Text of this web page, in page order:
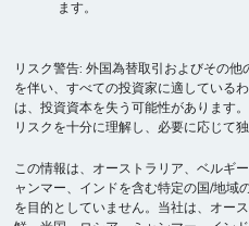
ます。
リスク警告: 外国為替取引およびその
を伴い、すべての投資家に適している
は、投資資本を失う可能性があります
リスクを十分に理解し、必要に応じて
この情報は、オーストラリア、ベルギ
ャンマー、インドを含む特定の国/地域
を目的としていません。当社は、オー